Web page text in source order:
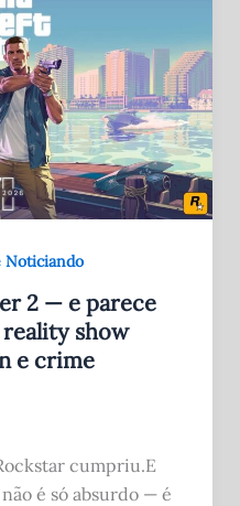
Noticiando
2 — e parece
show
e crime
cumpriu.E
é só absurdo — é